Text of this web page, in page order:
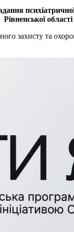
Рівненської області
захисту та